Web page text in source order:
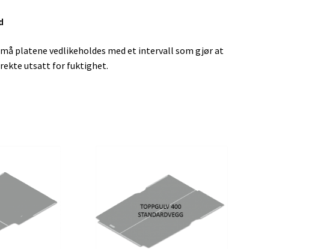
platene vedlikeholdes med et intervall som gjør at
utsatt for fuktighet.